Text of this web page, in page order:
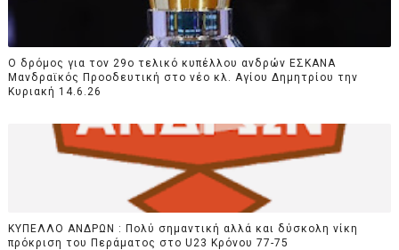
Ο δρόμος για τον 29ο τελικό κυπέλλου ανδρών ΕΣΚΑΝΑ
Μανδραϊκός Προοδευτική στο νέο κλ. Αγίου Δημητρίου την
Κυριακή 14.6.26
ΚΥΠΕΛΛΟ ΑΝΔΡΩΝ : Πολύ σημαντική αλλά και δύσκολη νίκη
πρόκριση του Περάματος στο U23 Κρόνου 77-75